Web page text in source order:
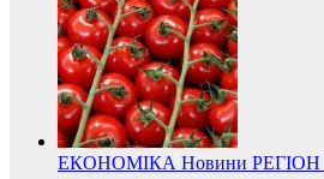
ЕКОНОМІКА Новини РЕГІОН